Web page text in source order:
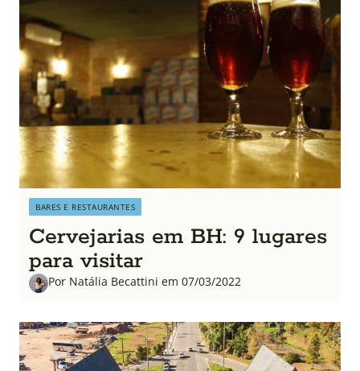
BARES E RESTAURANTES
Cervejarias em BH: 9 lugares
para visitar
Por Natália Becattini em 07/03/2022